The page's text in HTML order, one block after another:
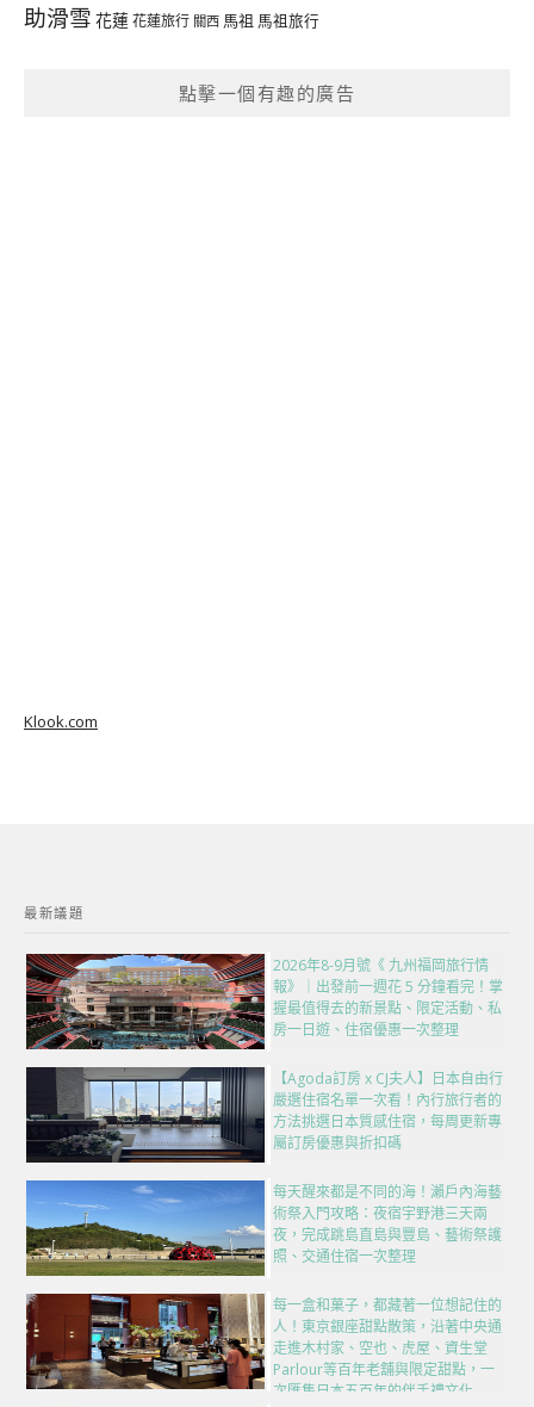
助滑雪 花蓮花蓮旅行 關西 馬祖 馬祖旅行
點擊一個有趣的廣告
Klook.com
最新議題
2026年8-9月號《 九州福岡旅行情
報》｜出發前一週花 5 分鐘看完！掌
握最值得去的新景點、限定活動、私
房一日遊、住宿優惠一次整理
【Agoda訂房 x CJ夫人】日本自由行
嚴選住宿名單一次看！內行旅行者的
方法挑選日本質感住宿，每周更新專
屬訂房優惠與折扣碼
每天醒來都是不同的海！瀨戶內海藝
術祭入門攻略：夜宿宇野港三天兩
夜，完成跳島直島與豐島、藝術祭護
照、交通住宿一次整理
每一盒和菓子，都藏著一位想記住的
人！東京銀座甜點散策，沿著中央通
走進木村家、空也、虎屋、資生堂
Parlour等百年老舖與限定甜點，一
次匯集日本五百年的伴手禮文化